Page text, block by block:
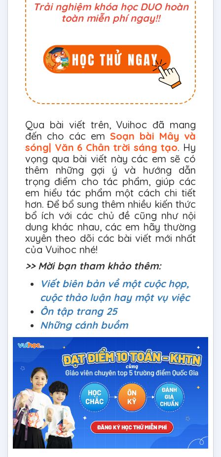
Trải nghiệm khóa học DUO hoàn
toàn miễn phí ngay!!
Qua bài viết trên, Vuihoc đã mang
đến cho các em Soạn bài Mây và
sóng| Văn 6 Chân trời sáng tạo. Hy
vọng qua bài viết này các em sẽ có
thêm những gợi ý và hướng dẫn
trọng điểm cho tác phẩm, giúp các
em hiểu tác phẩm một cách chi tiết
hơn. Để bổ sung thêm nhiều kiến thức
bổ ích với các chủ đề cũng như nội
dung khác nhau, các em hãy thường
xuyên theo dõi các bài viết mới nhất
của Vuihoc nhé!
>> Mời bạn tham khảo thêm:
Viết biên bản về một cuộc họp,
cuộc thảo luận hay một vụ việc
Ôn tập trang 25
Những cánh buồm